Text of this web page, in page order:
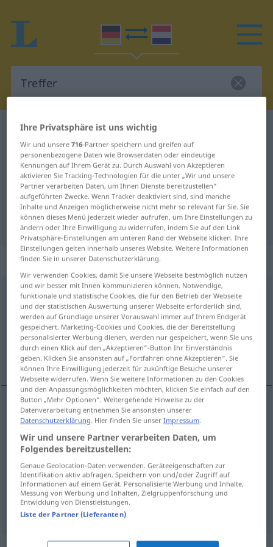
Deutsch-Niederländisch Wörterbuch
Deutsch-Niederländisch
Übersetzung für "Treffer"
"Treffer" Niederländisch
Übersetzung
„Treffer“: Maskulinum, männlich
Trefferm
Übersicht aller Übersetzungen
(Für mehr Details die Übersetzung anklicken/antippen)
treffer, meevaller, prijs, het doelpunt
treffer Treffer
meevaller TrefferGlücksfall
prijs TrefferLos
(het)doelpunt Treffer SPORT
Ihre Privatsphäre ist uns wichtig
Wir und unsere716-Partner speichern und greifen auf
personenbezogene Daten wie Browserdaten oder eindeutige
Kennungen auf Ihrem Gerät zu. Durch Auswahl von Akzeptieren
aktivieren Sie Tracking-Technologien für die unter „Wir und unsere
Partner verarbeiten Daten, um Ihnen Dienste bereitzustellen“
aufgeführten Zwecke. Wenn Tracker deaktiviert sind, sind manche
Inhalte und Anzeigen möglicherweise nicht mehr so relevant für Sie. Sie
können dieses Menü jederzeit wieder aufrufen, um Ihre Einstellungen zu
ändern oder Ihre Einwilligung zu widerrufen, indem Sie auf den Link
Privatsphäre-Einstellungen am unteren Rand der Webseite klicken. Ihre
Einstellungen gelten innerhalb unseres Website. Weitere Informationen
finden Sie in unserer Datenschutzerklärung.
Wir verwenden Cookies, damit Sie unsere Webseite bestmöglich nutzen
und wir besser mit Ihnen kommunizieren können. Notwendige,
funktionale und statistische Cookies, die für den Betrieb der Webseite
und der statistischen Auswertung unserer Webseite erforderlich sind,
werden auf Grundlage unserer Vorauswahl immer auf Ihrem Endgerät
gespeichert. Marketing-Cookies und Cookies, die der Bereitstellung
personalisierter Werbung dienen, werden nur gespeichert, wenn Sie uns
durch einen Klick auf den „Akzeptieren“-Button Ihr Einverständnis
geben. Klicken Sie ansonsten auf „Fortfahren ohne Akzeptieren“. Sie
können Ihre Einwilligung jederzeit für zukünftige Besuche unserer
Webseite widerrufen. Wenn Sie weitere Informationen zu den Cookies
und den Anpassungsmöglichkeiten möchten, klicken Sie einfach auf den
Button „Mehr Optionen“. Weitergehende Hinweise zu der
Datenverarbeitung entnehmen Sie ansonsten unserer
Datenschutzerklärung. Hier finden Sie unserImpressum.
Wir und unsere Partner verarbeiten Daten, um
Folgendes bereitzustellen:
Genaue Geolocation-Daten verwenden. Geräteeigenschaften zur
Identifikation aktiv abfragen. Speichern von und/oder Zugriff auf
Informationen auf einem Gerät. Personalisierte Werbung und Inhalte,
Messung von Werbung und Inhalten, Zielgruppenforschung und
Entwicklung von Dienstleistungen.
Liste der Partner (Lieferanten)